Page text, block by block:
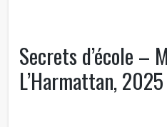
Secrets d’école –
L’Harmattan, 2025